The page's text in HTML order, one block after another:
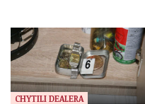
CHYTILI DEALERA